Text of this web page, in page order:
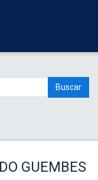
Buscar
GUEMBES